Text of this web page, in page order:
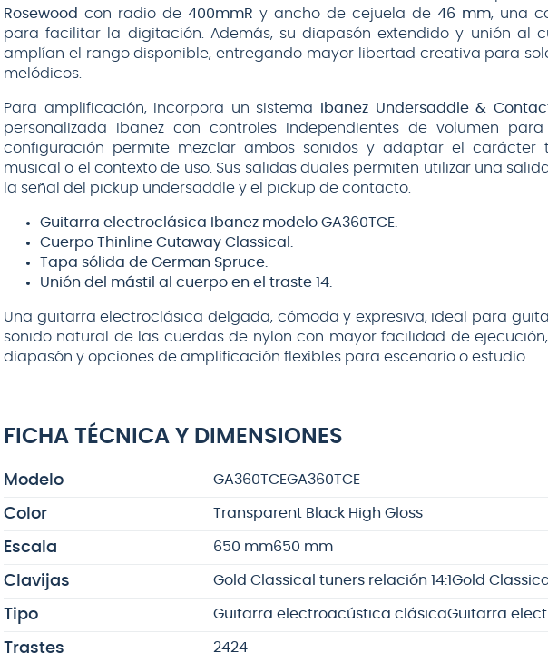
Rosewood
con radio de 400mmR y ancho de cejuela de 46 mm, una
para facilitar la digitación. Además, su diapasón extendido y unión al
amplían el rango disponible, entregando mayor libertad creativa para
melódicos.
Para amplificación, incorpora un sistema Ibanez Undersaddle &
personalizada Ibanez con controles independientes de volumen
configuración permite mezclar ambos sonidos y adaptar el carácter
musical o el contexto de uso. Sus salidas duales permiten utilizar una
la señal del pickup undersaddle y el pickup de contacto.
Guitarra electroclásica Ibanez modelo GA360TCE.
Cuerpo Thinline Cutaway Classical.
Tapa sólida de German Spruce.
Unión del mástil al cuerpo en el traste 14.
Una guitarra electroclásica delgada, cómoda y expresiva, ideal para
sonido natural de las cuerdas de nylon con mayor facilidad de
diapasón y opciones de amplificación flexibles para escenario o estudio.
FICHA TÉCNICA Y DIMENSIONES
Modelo GA360TCEGA360TCE
Color Transparent Black High Gloss
Escala 650 mm650 mm
Clavijas Gold Classical tuners relación 14:1Gold
Tipo Guitarra electroacústica clásicaGuitarra
Trastes 2424